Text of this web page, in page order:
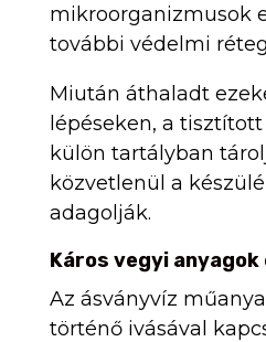
mikroorganizmusok
további védelmi
Miután áthaladt
lépéseken, a
külön tartályban
közvetlenül a
adagolják.
Káros vegyi
Az ásványvíz
történő ivásával